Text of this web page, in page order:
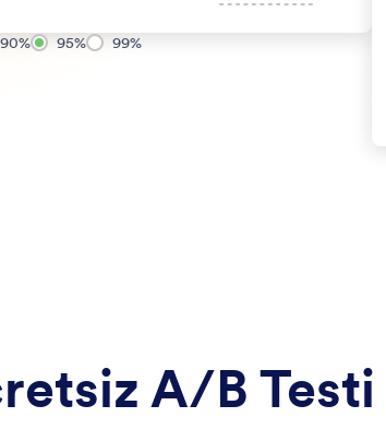
90% 95% 99%
A/B Testi